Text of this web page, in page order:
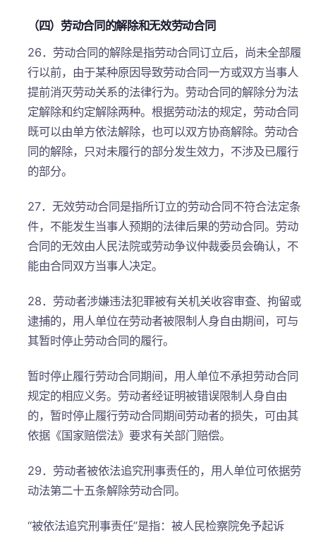
（四）劳动合同的解除和无效劳动合同
26．劳动合同的解除是指劳动合同订立后，尚未全部履
行以前，由于某种原因导致劳动合同一方或双方当事人
提前消灭劳动关系的法律行为。劳动合同的解除分为法
定解除和约定解除两种。根据劳动法的规定，劳动合同
既可以由单方依法解除，也可以双方协商解除。劳动合
同的解除，只对未履行的部分发生效力，不涉及已履行
的部分。
27．无效劳动合同是指所订立的劳动合同不符合法定条
件，不能发生当事人预期的法律后果的劳动合同。劳动
合同的无效由人民法院或劳动争议仲裁委员会确认，不
能由合同双方当事人决定。
28．劳动者涉嫌违法犯罪被有关机关收容审查、拘留或
逮捕的，用人单位在劳动者被限制人身自由期间，可与
其暂时停止劳动合同的履行。
暂时停止履行劳动合同期间，用人单位不承担劳动合同
规定的相应义务。劳动者经证明被错误限制人身自由
的，暂时停止履行劳动合同期间劳动者的损失，可由其
依据《国家赔偿法》要求有关部门赔偿。
29．劳动者被依法追究刑事责任的，用人单位可依据劳
动法第二十五条解除劳动合同。
“被依法追究刑事责任”是指：被人民检察院免予起诉